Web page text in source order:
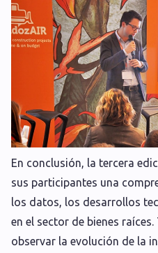
En conclusión, la tercera
sus participantes una
los datos, los desarrollos
en el sector de bienes
observar la evolución de la